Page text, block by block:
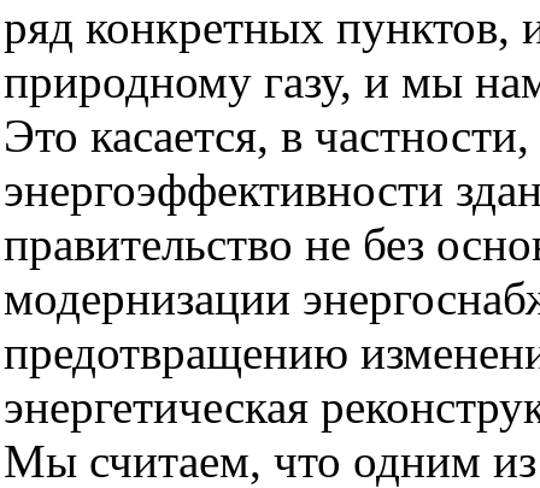
ряд конкретных
природному газу, и мы
Это касается, в
энергоэффективности
правительство не без
модернизации
предотвращению
энергетическая
Мы считаем, что одним